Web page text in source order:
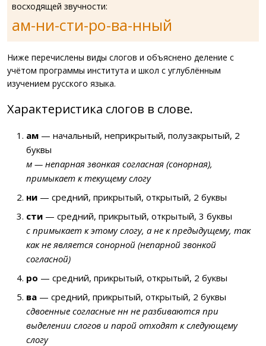
восходящей звучности:
ам-ни-сти-ро-ва-нный
Ниже перечислены виды слогов и объяснено деление с
учётом программы института и школ с углублённым
изучением русского языка.
Характеристика слогов в слове.
ам — начальный, неприкрытый, полузакрытый, 2
буквы
м — непарная звонкая согласная (сонорная),
примыкает к текущему слогу
ни — средний, прикрытый, открытый, 2 буквы
сти — средний, прикрытый, открытый, 3 буквы
с примыкает к этому слогу, а не к предыдущему, так
как не является сонорной (непарной звонкой
согласной)
ро — средний, прикрытый, открытый, 2 буквы
ва — средний, прикрытый, открытый, 2 буквы
сдвоенные согласные нн не разбиваются при
выделении слогов и парой отходят к следующему
слогу